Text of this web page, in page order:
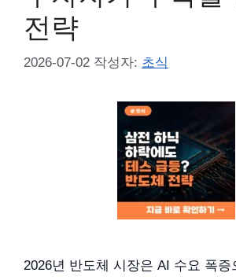
전략
2026-07-02 작성자: 초식
2026년 반도체 시장은 AI 수요 폭증